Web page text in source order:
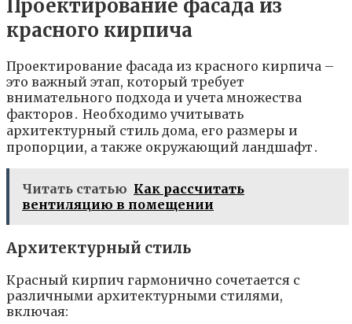
Проектирование фасада из
красного кирпича
Проектирование фасада из красного кирпича –
это важный этап, который требует
внимательного подхода и учета множества
факторов․ Необходимо учитывать
архитектурный стиль дома, его размеры и
пропорции, а также окружающий ландшафт․
Читать статью Как рассчитать
вентиляцию в помещении
Архитектурный стиль
Красный кирпич гармонично сочетается с
различными архитектурными стилями,
включая: